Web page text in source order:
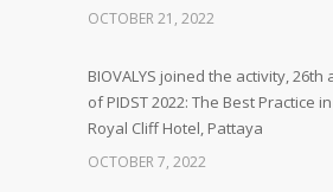
OCTOBER 21, 2022
BIOVALYS joined the activity,
of PIDST 2022: The Best Practice
Royal Cliff Hotel, Pattaya
OCTOBER 7, 2022